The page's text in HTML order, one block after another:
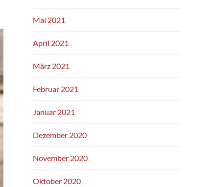
Mai 2021
April 2021
März 2021
Februar 2021
Januar 2021
Dezember 2020
November 2020
Oktober 2020